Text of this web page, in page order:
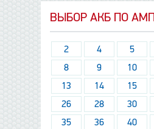
ВЫБОР АКБ ПО
2 4 5
8
9 10
13
14 15
26
28 30
35
36 40